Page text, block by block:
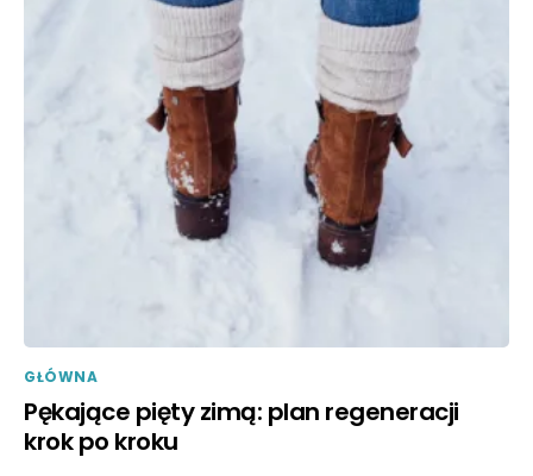
GŁÓWNA
Pękające pięty zimą: plan regeneracji
krok po kroku